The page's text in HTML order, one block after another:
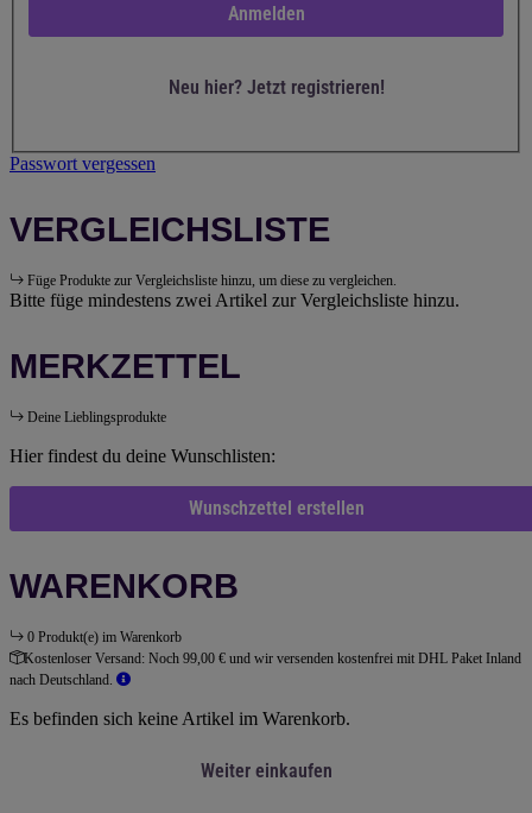
Anmelden
Neu hier? Jetzt registrieren!
Passwort vergessen
VERGLEICHSLISTE
Füge Produkte zur Vergleichsliste hinzu, um diese zu vergleichen.
Bitte füge mindestens zwei Artikel zur Vergleichsliste hinzu.
MERKZETTEL
Deine Lieblingsprodukte
Hier findest du deine Wunschlisten:
Wunschzettel erstellen
WARENKORB
0 Produkt(e) im Warenkorb
Kostenloser Versand: Noch 99,00 € und wir versenden kostenfrei mit DHL Paket Inland
nach Deutschland.
Es befinden sich keine Artikel im Warenkorb.
Weiter einkaufen